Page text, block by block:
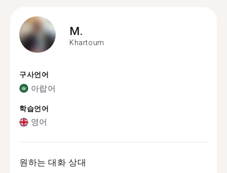
M.
Khartoum
구사언어
아랍어
학습언어
영어
원하는 대화 상대